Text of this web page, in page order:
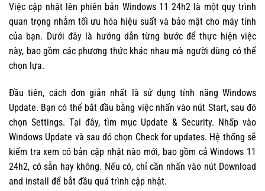
Việc cập nhật lên phiên bản Windows 11 24h2 là một quy trình
quan trọng nhằm tối ưu hóa hiệu suất và bảo mật cho máy tính
của bạn. Dưới đây là hướng dẫn từng bước để thực hiện việc
này, bao gồm các phương thức khác nhau mà người dùng có thể
chọn lựa.
Đầu tiên, cách đơn giản nhất là sử dụng tính năng Windows
Update. Bạn có thể bắt đầu bằng việc nhấn vào nút Start, sau đó
chọn Settings. Tại đây, tìm mục Update & Security. Nhấp vào
Windows Update và sau đó chọn Check for updates. Hệ thống sẽ
kiểm tra xem có bản cập nhật nào mới, bao gồm cả Windows 11
24h2, có sẵn hay không. Nếu có, chỉ cần nhấn vào nút Download
and install để bắt đầu quá trình cập nhật.